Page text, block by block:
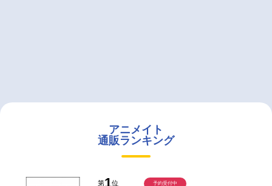
アニメイト
通販ランキング
第1位 予約受付中